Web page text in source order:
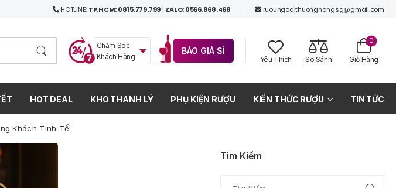
HOTLINE: TP.HCM: 0815.779.799 | ZALO: 0566.868.468 ruoungoaithuonghangsg@gmail.com
BÁO GIÁ SỈ
Chăm Sóc
Khách Hàng
Yêu Thích So Sánh Giỏ Hàng
0
HOT DEAL KHO THANH LÝ PHỤ KIỆN RƯỢU KIẾN THỨC RƯỢU TIN TỨC
Khách Tinh Tế
Tìm Kiếm